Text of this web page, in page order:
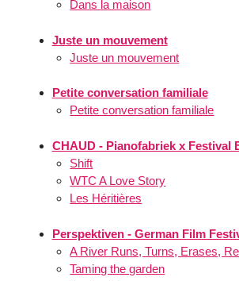
Dans la maison
Juste un mouvement
Juste un mouvement
Petite conversation familiale
Petite conversation familiale
CHAUD - Pianofabriek x Festival
Shift
WTC A Love Story
Les Héritières
Perspektiven - German Film
A River Runs, Turns, Erases,
Taming the garden